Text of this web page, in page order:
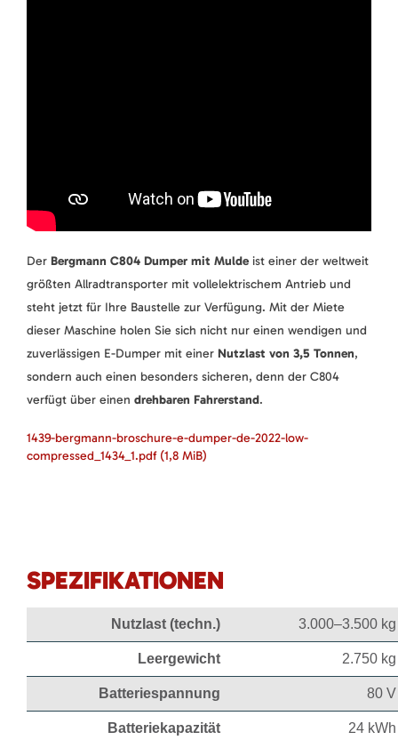
Der Bergmann C804 Dumper mit Muldeist einer der weltweit
größten Allradtransporter mit vollelektrischem Antrieb und
steht jetzt für Ihre Baustelle zur Verfügung. Mit der Miete
dieser Maschine holen Sie sich nicht nur einen wendigen und
zuverlässigen E-Dumper mit einer Nutzlast von 3,5 Tonnen,
sondern auch einen besonders sicheren, denn der C804
verfügt über einen drehbaren Fahrerstand.
1439-bergmann-broschure-e-dumper-de-2022-low-
compressed_1434_1.pdf (1,8 MiB)
SPEZIFIKATIONEN
Nutzlast (techn.) 3.000–3.500 kg
Leergewicht 2.750 kg
Batteriespannung 80 V
Batteriekapazität 24 kWh